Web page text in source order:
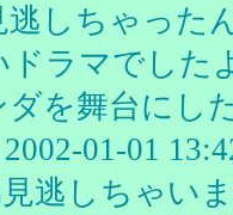
逃しちゃった
ドラマでした
ダを舞台にし
01-01
逃しちゃい